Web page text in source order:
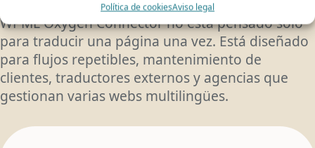
Política de cookiesAviso legal
WPML Oxygen Connector no está pensado solo
para traducir una página una vez. Está diseñado
para flujos repetibles, mantenimiento de
clientes, traductores externos y agencias que
gestionan varias webs multilingües.